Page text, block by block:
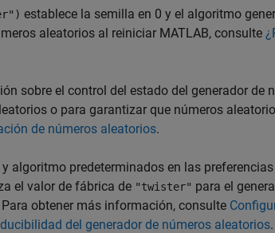
establece la semilla en 0 y el algoritmo
aleatorios al reiniciar MATLAB, consulte
sobre el control del estado del generador de
o para garantizar que números
de números aleatorios.
algoritmo predeterminados en las
el valor de fábrica de "twister" para el
obtener más información, consulte
del generador de números aleatorios.